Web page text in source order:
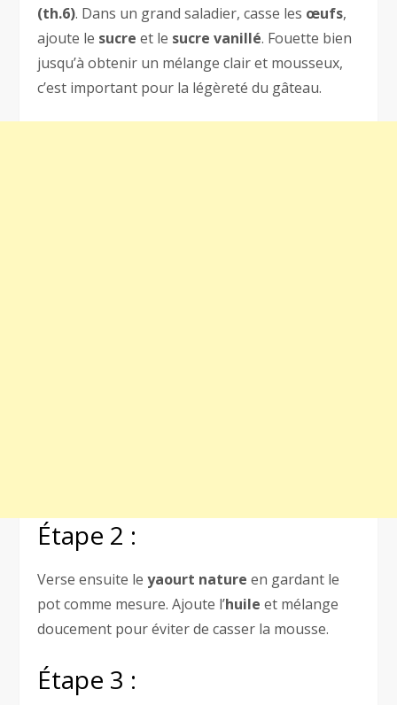
(th.6). Dans un grand saladier, casse les œufs,
ajoute le sucre et le sucre vanillé. Fouette bien
jusqu’à obtenir un mélange clair et mousseux,
c’est important pour la légèreté du gâteau.
Étape 2 :
Verse ensuite leyaourt nature en gardant le
pot comme mesure. Ajoute l’huile et mélange
doucement pour éviter de casser la mousse.
Étape 3 :